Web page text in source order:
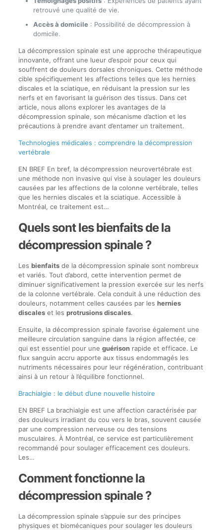
retrouvé une qualité de vie.
Accès à domicile: Possibilité de décompression à
domicile.
La décompression spinale est une approche thérapeutique
innovante, offrant une lueur d’espoir pour ceux qui
souffrent de douleurs dorsales chroniques. Cette méthode
cible spécifiquement les affections telles que les hernies
discales et la sciatique, en réduisant la pression sur les
nerfs et en favorisant la guérison des tissus. Dans cet
article, nous allons explorer les avantages de la
décompression spinale, son mécanisme d’action et les
précautions à prendre avant d’entamer un traitement.
Technologies médicales : comprendre la décompression
vertébrale
EN BREF En bref, la décompression neurovertébrale est
une méthode non invasive qui vise à soulager les douleurs
causées par les affections de la colonne vertébrale, telles
que les hernies discales et la sciatique. Accessible à
Montréal, ce traitement est…
Quels sont les bienfaits de la
décompression spinale ?
Les bienfaitsde la décompression spinale sont nombreux
et variés. Tout d’abord, cette intervention permet de
diminuer significativement la pression exercée sur les nerfs
de la colonne vertébrale. Cela conduit à une réduction des
douleurs, notamment celles causées par les hernies
discaleset les protrusions discales.
Ensuite, la décompression spinale favorise également une
meilleure circulation sanguine dans la région affectée, ce
qui est essentiel pour une guérisonrapide et efficace. Le
flux sanguin accru apporte aux tissus endommagés les
nutriments nécessaires pour leur régénération, contribuant
ainsi à un retour à l’équilibre fonctionnel.
Brachialgie : le début d’une nouvelle histoire
EN BREF La brachialgie est une affection caractérisée par
des douleurs irradiant du cou vers le bras, souvent causée
par une compression nerveuse ou des tensions
musculaires. À Montréal, ce service est particulièrement
recommandé pour soulager efficacement ces douleurs.
Les…
Comment fonctionne la
décompression spinale ?
La décompression spinale s’appuie sur des principes
physiques et biomécaniques pour soulager les douleurs